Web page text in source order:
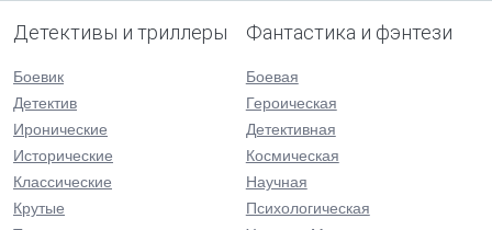
Детективы и триллеры
Боевик
Детектив
Иронические
Исторические
Классические
Крутые
Фантастика и фэнтези
Боевая
Героическая
Детективная
Космическая
Научная
Психологическая